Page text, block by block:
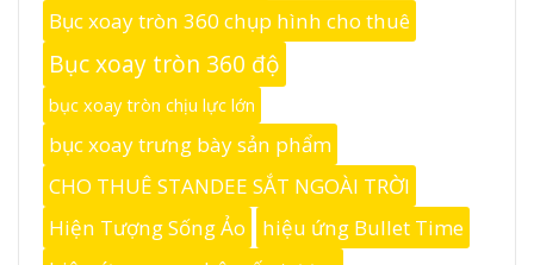
Bục xoay tròn 360 chụp hình cho thuê
Bục xoay tròn 360 độ
bục xoay tròn chịu lực lớn
bục xoay trưng bày sản phẩm
CHO THUÊ STANDEE SẮT NGOÀI TRỜI
Hiện Tượng Sống Ảo
hiệu ứng Bullet Time